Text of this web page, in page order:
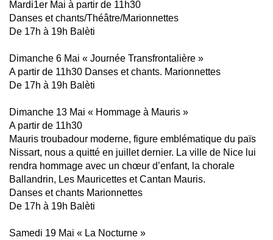
Mardi1er Mai à partir de 11h30
Danses et chants/Théâtre/Marionnettes
De 17h à 19h Balèti
Dimanche 6 Mai « Journée Transfrontalière »
A partir de 11h30 Danses et chants. Marionnettes
De 17h à 19h Balèti
Dimanche 13 Mai « Hommage à Mauris »
A partir de 11h30
Mauris troubadour moderne, figure emblématique du païs
Nissart, nous a quitté en juillet dernier. La ville de Nice lui
rendra hommage avec un chœur d’enfant, la chorale
Ballandrin, Les Mauricettes et Cantan Mauris.
Danses et chants Marionnettes
De 17h à 19h Balèti
Samedi 19 Mai « La Nocturne »